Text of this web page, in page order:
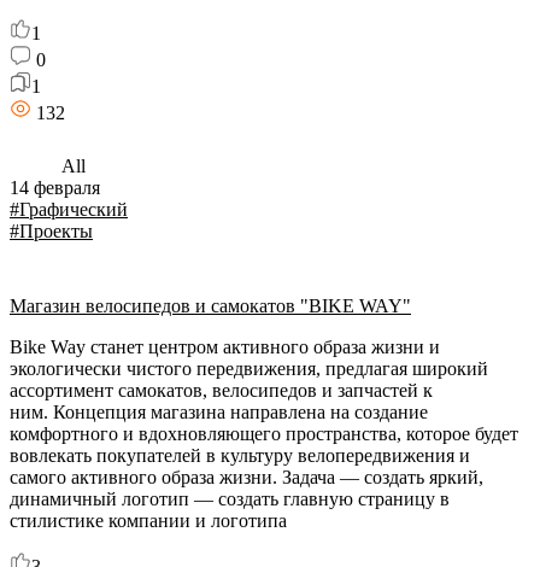
1
0
1
132
All
14 февраля
#Графический
#Проекты
Магазин велосипедов и самокатов "BIKE WAY"
Bike Way станет центром активного образа жизни и
экологически чистого передвижения, предлагая широкий
ассортимент самокатов, велосипедов и запчастей к
ним. Концепция магазина направлена на создание
комфортного и вдохновляющего пространства, которое будет
вовлекать покупателей в культуру велопередвижения и
самого активного образа жизни. Задача — создать яркий,
динамичный логотип — создать главную страницу в
стилистике компании и логотипа